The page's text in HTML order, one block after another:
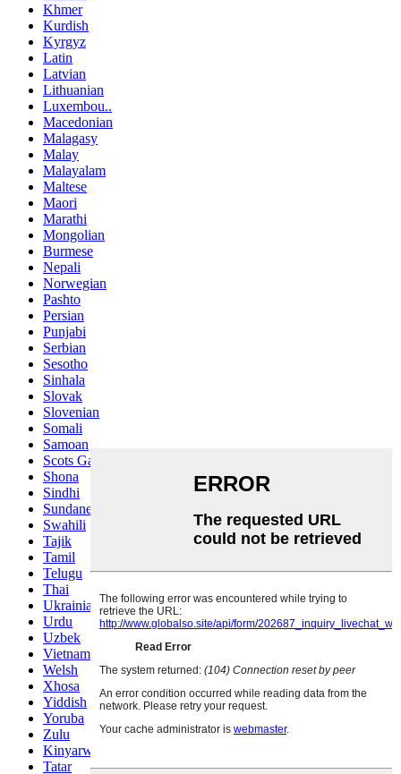
Khmer
Kurdish
Kyrgyz
Latin
Latvian
Lithuanian
Luxembou..
Macedonian
Malagasy
Malay
Malayalam
Maltese
Maori
Marathi
Mongolian
Burmese
Nepali
Norwegian
Pashto
Persian
Punjabi
Serbian
Sesotho
Sinhala
Slovak
Slovenian
Somali
Samoan
Scots Gaelic
Shona
Sindhi
Sundanese
Swahili
Tajik
Tamil
Telugu
Thai
Ukrainian
Urdu
Uzbek
Vietnamese
Welsh
Xhosa
Yiddish
Yoruba
Zulu
Kinyarwanda
Tatar